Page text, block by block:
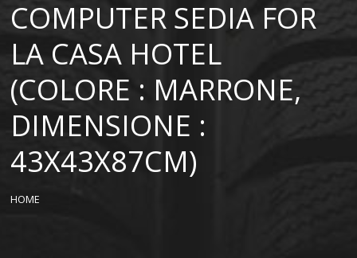
COMPUTER SEDIA FOR
LA CASA HOTEL
(COLORE : MARRONE,
DIMENSIONE :
43X43X87CM)
HOME